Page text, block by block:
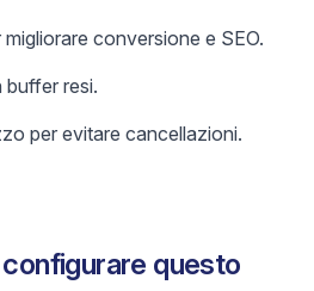
conversione e SEO.
buffer resi.
per evitare cancellazioni.
questo